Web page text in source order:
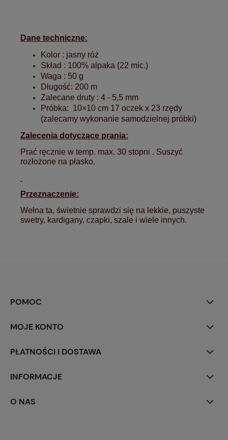
Dane techniczne:
Kolor : jasny róż
Skład : 100% alpaka (22 mic.)
Waga : 50 g
Długość: 200 m
Zalecane druty : 4 - 5,5 mm
Próbka: 10×10 cm 17 oczek x 23 rzędy
(zalecamy wykonanie samodzielnej próbki)
Zalecenia dotyczące prania:
Prać ręcznie w temp. max. 30 stopni . Suszyć
rozłożone na płasko.
Przeznaczenie:
Wełna ta, świetnie sprawdzi się na lekkie, puszyste
swetry, kardigany, czapki, szale i wiele innych.
POMOC
MOJE KONTO
PŁATNOŚCI I DOSTAWA
INFORMACJE
O NAS